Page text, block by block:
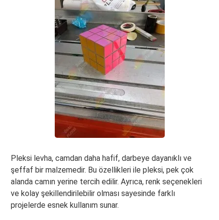
Pleksi levha, camdan daha hafif, darbeye dayanıklı ve
şeffaf bir malzemedir. Bu özellikleri ile pleksi, pek çok
alanda camın yerine tercih edilir. Ayrıca, renk seçenekleri
ve kolay şekillendirilebilir olması sayesinde farklı
projelerde esnek kullanım sunar.